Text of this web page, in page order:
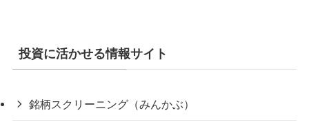
投資に活かせる情報サイト
銘柄スクリーニング（みんかぶ）